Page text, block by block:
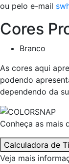
ou pelo e-mail
Cores
Branco
As cores aqui
podendo
dependendo da
Conheça as mais
Calculadora de
Veja mais